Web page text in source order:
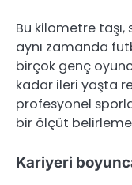
Bu kilometre
aynı zamanda
birçok genç
kadar ileri yaşta
profesyonel
bir ölçüt
Kariyeri